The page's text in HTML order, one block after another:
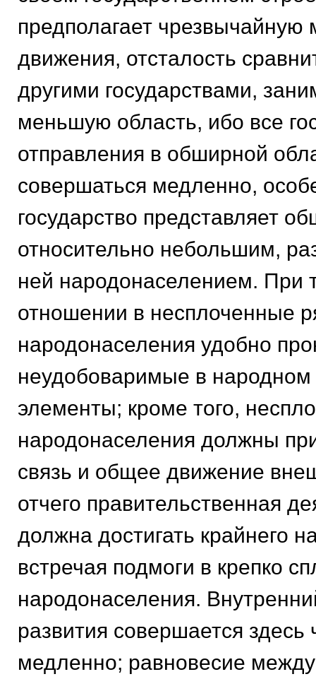
предполагает чрезвычайную
движения, отсталость
другими государствами,
меньшую область, ибо все
отправления в обширной
совершаться медленно,
государство представляет
относительно небольшим,
ней народонаселением. При
отношении в несплоченные
народонаселения удобно
неудобоваримые в народном
элементы; кроме того,
народонаселения должны
связь и общее движение
отчего правительственная
должна достигать крайнего
встречая подмоги в крепко
народонаселения.
развития совершается здесь
медленно; равновесие